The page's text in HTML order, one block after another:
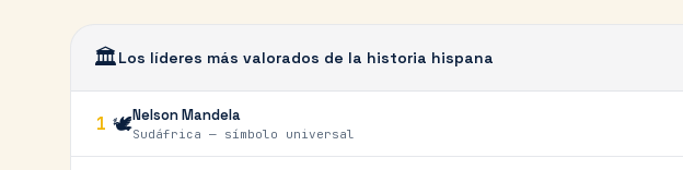
🏛️Los líderes más valorados de la historia hispana
1 🕊️Nelson Mandela
Sudáfrica — símbolo universal